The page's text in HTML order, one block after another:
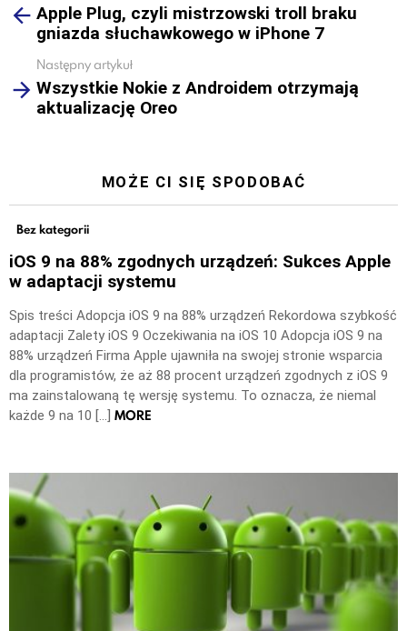
moreApple Plug, czyli mistrzowski troll braku
gniazda słuchawkowego w iPhone 7
Następny artykuł
Wszystkie Nokie z Androidem otrzymają
aktualizację Oreo
MOŻE CI SIĘ SPODOBAĆ
Bez kategorii
iOS 9 na 88% zgodnych urządzeń: Sukces Apple
w adaptacji systemu
Spis treści Adopcja iOS 9 na 88% urządzeń Rekordowa szybkość
adaptacji Zalety iOS 9 Oczekiwania na iOS 10 Adopcja iOS 9 na
88% urządzeń Firma Apple ujawniła na swojej stronie wsparcia
dla programistów, że aż 88 procent urządzeń zgodnych z iOS 9
ma zainstalowaną tę wersję systemu. To oznacza, że niemal
każde 9 na 10 […] MORE